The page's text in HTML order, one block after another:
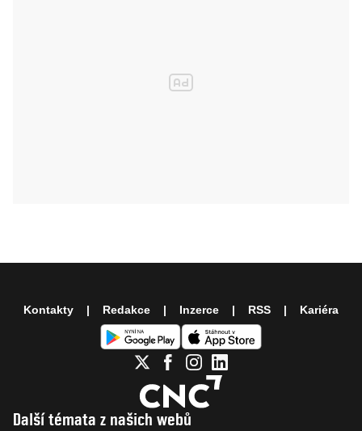
Další témata z našich webů
Kontakty Redakce Inzerce RSS Kariéra